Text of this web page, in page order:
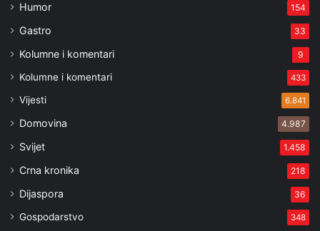
Humor 154
Gastro 33
Kolumne i komentari 9
Kolumne i komentari 433
Vijesti 6.841
Domovina 4.987
Svijet 1.458
Crna kronika 218
Dijaspora 36
Gospodarstvo 348